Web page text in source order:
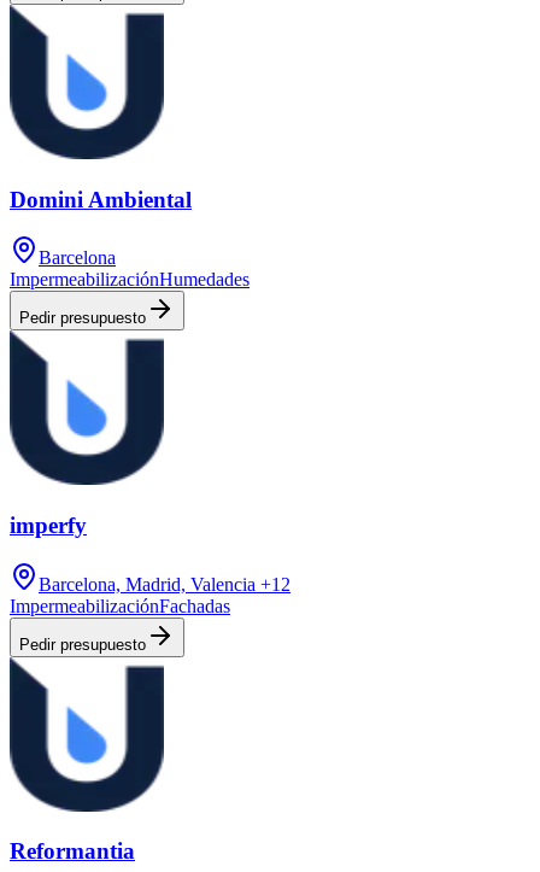
Domini Ambiental
Barcelona
ImpermeabilizaciónHumedades
Pedir presupuesto
imperfy
Barcelona, Madrid, Valencia +12
ImpermeabilizaciónFachadas
Pedir presupuesto
Reformantia